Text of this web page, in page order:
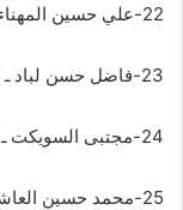
22-علي حسين المهناء ـ الأحساء
23-فاضل حسن لباد ـ القطيف
24-مجتبى السويكت ـ القطيف
25-محمد حسين العاشور ـ الأحساء